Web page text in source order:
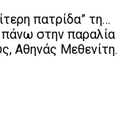
πατρίδα” τη…
πάνω στην παραλία
Αθηνάς Μεθενίτη.